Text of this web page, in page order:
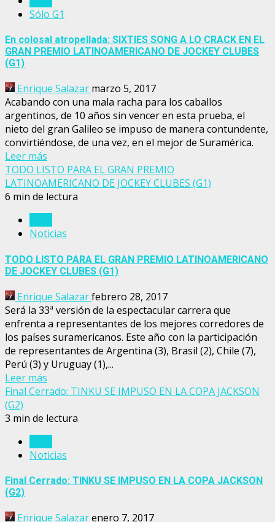
Sólo G1
En colosal atropellada: SIXTIES SONG A LO CRACK EN EL
GRAN PREMIO LATINOAMERICANO DE JOCKEY CLUBES
(G1)
Enrique Salazar marzo 5, 2017
Acabando con una mala racha para los caballos
argentinos, de 10 años sin vencer en esta prueba, el
nieto del gran Galileo se impuso de manera contundente,
convirtiéndose, de una vez, en el mejor de Suramérica.
Leer más
TODO LISTO PARA EL GRAN PREMIO
LATINOAMERICANO DE JOCKEY CLUBES (G1)
6 min de lectura
Noticias
TODO LISTO PARA EL GRAN PREMIO LATINOAMERICANO
DE JOCKEY CLUBES (G1)
Enrique Salazarfebrero 28, 2017
Será la 33ª versión de la espectacular carrera que
enfrenta a representantes de los mejores corredores de
los países suramericanos. Este año con la participación
de representantes de Argentina (3), Brasil (2), Chile (7),
Perú (3) y Uruguay (1),...
Leer más
Final Cerrado: TINKU SE IMPUSO EN LA COPA JACKSON
(G2)
3 min de lectura
Noticias
Final Cerrado: TINKU SE IMPUSO EN LA COPA JACKSON
(G2)
Enrique Salazarenero 7, 2017